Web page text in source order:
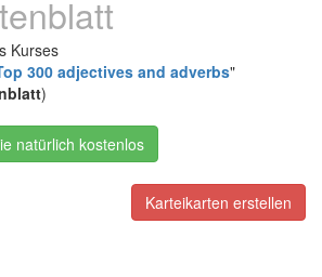
Kurses
300 adjectives and adverbs"
)
natürlich kostenlos
Karteikarten erstellen